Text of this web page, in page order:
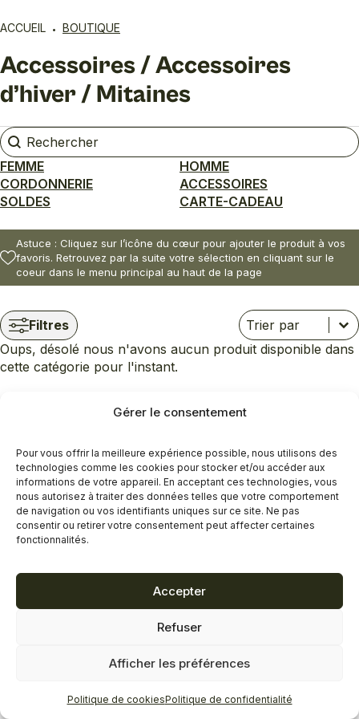
Gérer le consentement
Pour vous offrir la meilleure expérience possible, nous utilisons des
technologies comme les cookies pour stocker et/ou accéder aux
informations de votre appareil. En acceptant ces technologies, vous
nous autorisez à traiter des données telles que votre comportement
de navigation ou vos identifiants uniques sur ce site. Ne pas
consentir ou retirer votre consentement peut affecter certaines
fonctionnalités.
Accepter
Refuser
Afficher les préférences
Politique de cookiesPolitique de confidentialité
ACCUEIL BOUTIQUE
Accessoires / Accessoires
d’hiver / Mitaines
Rechercher
Rechercher
FEMME
HOMME
CORDONNERIE
ACCESSOIRES
SOLDES
CARTE-CADEAU
Astuce : Cliquez sur l’icône du cœur pour ajouter le produit à vos
favoris. Retrouvez par la suite votre sélection en cliquant sur le
coeur dans le menu principal au haut de la page
Filtres Trier
Trier le contenu
Trier le contenu
Oups, désolé nous n'avons aucun produit disponible dans
cette catégorie pour l'instant.